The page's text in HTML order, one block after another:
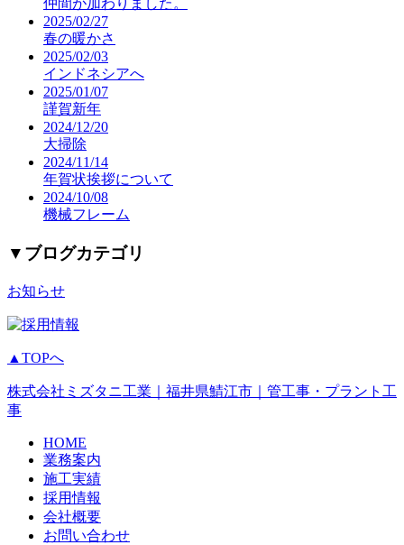
仲間が加わりました。
2025/02/27
春の暖かさ
2025/02/03
インドネシアへ
2025/01/07
謹賀新年
2024/12/20
大掃除
2024/11/14
年賀状挨拶について
2024/10/08
機械フレーム
▼ ブログカテゴリ
お知らせ
▲TOPへ
株式会社ミズタニ工業 ｜福井県鯖江市 管工事 ・ プラント工
事
HOME
業務案内
施工実績
採用情報
会社概要
お問い合わせ